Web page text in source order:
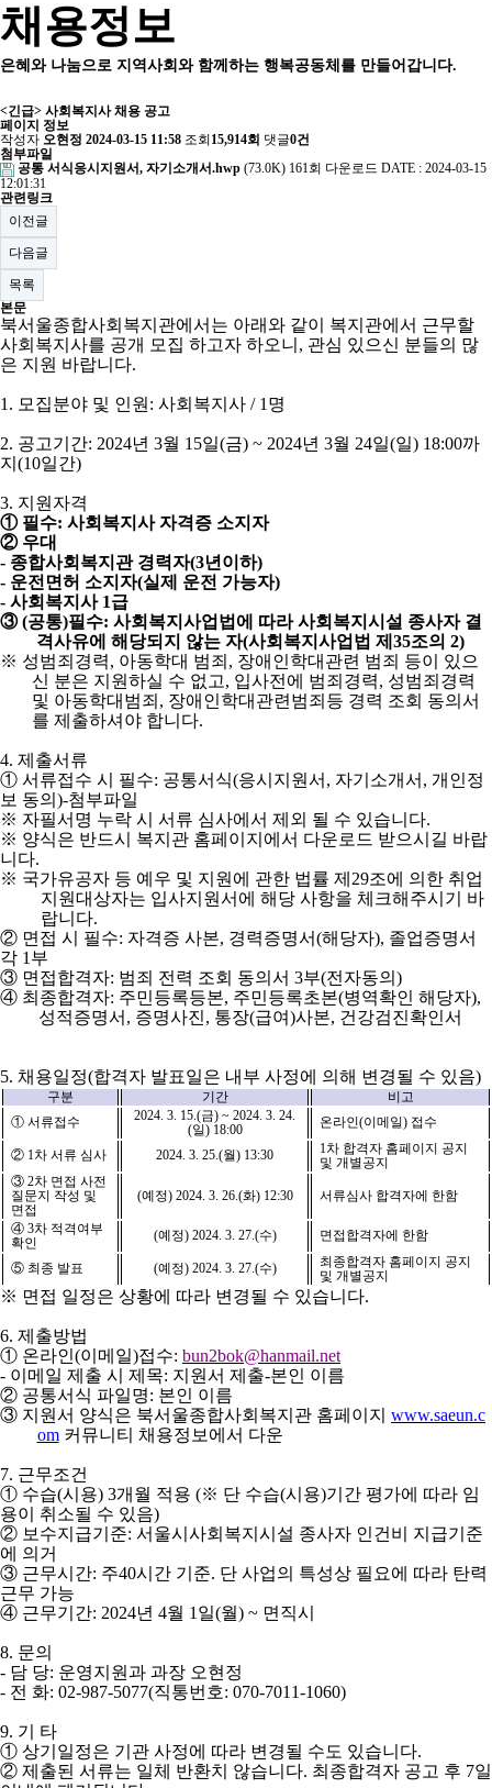
채용정보
은혜와 나눔으로 지역사회와 함께하는 행복공동체를 만들어갑니다.
<긴급> 사회복지사 채용 공고
페이지 정보
작성자 오현정 2024-03-15 11:58 조회 15,914회 댓글0건
첨부파일
공통 서식응시지원서, 자기소개서.hwp (73.0K) 161회 다운로드 DATE : 2024-03-15
12:01:31
관련링크
이전글
다음글
목록
본문
북서울종합사회복지관에서는 아래와 같이 복지관에서 근무할
사회복지사를 공개 모집 하고자 하오니 , 관심 있으신 분들의 많
은 지원 바랍니다.
1. 모집분야 및 인원 : 사회복지사 / 1 명
2. 공고기간: 2024년 3월 15일(금) ~ 2024년 3월 24일(일) 18:00까
지 (10일간)
3. 지원자격
① 필수: 사회복지사 자격증 소지자
② 우대
- 종합사회복지관 경력자(3년이하)
- 운전면허 소지자(실제 운전 가능자)
- 사회복지사 1급
③(공통)필수: 사회복지사업법에 따라 사회복지시설 종사자 결
격사유에 해당되지 않는 자(사회복지사업법 제35조의2)
※ 성범죄경력, 아동학대 범죄 , 장애인학대관련 범죄 등이 있으
신 분은 지원하실 수 없고, 입사전에 범죄경력, 성범죄경력
및 아동학대범죄 , 장애인학대관련범죄등 경력 조회 동의서
를 제출하셔야 합니다.
4. 제출서류
① 서류접수 시 필수: 공통서식(응시지원서 , 자기소개서 , 개인정
보 동의 )-첨부파일
※ 자필서명 누락 시 서류 심사에서 제외 될 수 있습니다.
※ 양식은 반드시 복지관 홈페이지에서 다운로드 받으시길 바랍
니다.
※ 국가유공자 등 예우 및 지원에 관한 법률 제 29조에 의한 취업
지원대상자는 입사지원서에 해당 사항을 체크해주시기 바
랍니다.
② 면접 시 필수: 자격증 사본, 경력증명서(해당자), 졸업증명서
각 1 부
③ 면접합격자: 범죄 전력 조회 동의서 3부(전자동의 )
④ 최종합격자: 주민등록등본, 주민등록초본(병역확인 해당자),
성적증명서 , 증명사진, 통장(급여)사본, 건강검진확인서
5. 채용일정(합격자 발표일은 내부 사정에 의해 변경될 수 있음)
구분 기간
비고
① 서류접수 2024. 3. 15.(금) ~ 2024. 3. 24.
(일) 18:00 온라인(이메일) 접수
② 1차 서류 심사 2024. 3. 25.(월) 13:30 1차 합격자 홈페이지 공지
및 개별공지
③ 2차 면접 사전
질문지 작성 및
면접
(예정) 2024. 3. 26.(화) 12:30 서류심사 합격자에 한함
④ 3차 적격여부
확인
(예정) 2024. 3. 27.(수) 면접합격자에 한함
⑤ 최종 발표 (예정) 2024. 3. 27.(수)
최종합격자 홈페이지 공지
및 개별공지
※ 면접 일정은 상황에 따라 변경될 수 있습니다.
6. 제출방법
① 온라인(이메일)접수: bun2bok@hanmail.net
- 이메일 제출 시 제목: 지원서 제출-본인 이름
② 공통서식 파일명: 본인 이름
③ 지원서 양식은 북서울종합사회복지관 홈페이지 www.saeun.c
om 커뮤니티 채용정보에서 다운
7. 근무조건
① 수습(시용) 3개월 적용 (※ 단 수습(시용)기간 평가에 따라 임
용이 취소될 수 있음)
② 보수지급기준: 서울시사회복지시설 종사자 인건비 지급기준
에 의거
③ 근무시간: 주40시간 기준. 단 사업의 특성상 필요에 따라 탄력
근무 가능
④ 근무기간: 2024년 4월 1 일(월) ~ 면직시
8. 문의
- 담 당: 운영지원과 과장 오현정
- 전 화: 02-987-5077(직통번호: 070-7011-1060)
9. 기 타
① 상기일정은 기관 사정에 따라 변경될 수도 있습니다.
② 제출된 서류는 일체 반환치 않습니다. 최종합격자 공고 후 7일